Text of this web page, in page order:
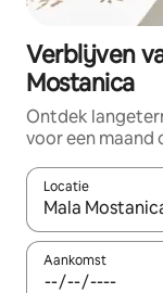
Verblijven
Mostanica
Ontdek
voor een maand
Locatie
Wanneer er
Aankomst